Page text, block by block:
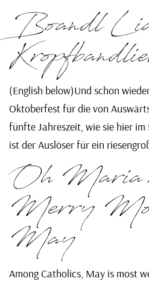
Boandl
(English below)Und schon
Oktoberfest für die von
fünfte Jahreszeit, wie sie hier
ist der Auslöser für ein
Oh
Merry
May
Among Catholics, May is most